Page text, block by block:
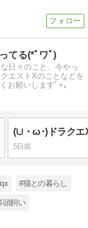
てる(*ﾟワﾟ)
日々のこと、今やっ
エストXのことなどを
お願いしますﾟ+｡
5日前
#猫との暮らし
頭飼い